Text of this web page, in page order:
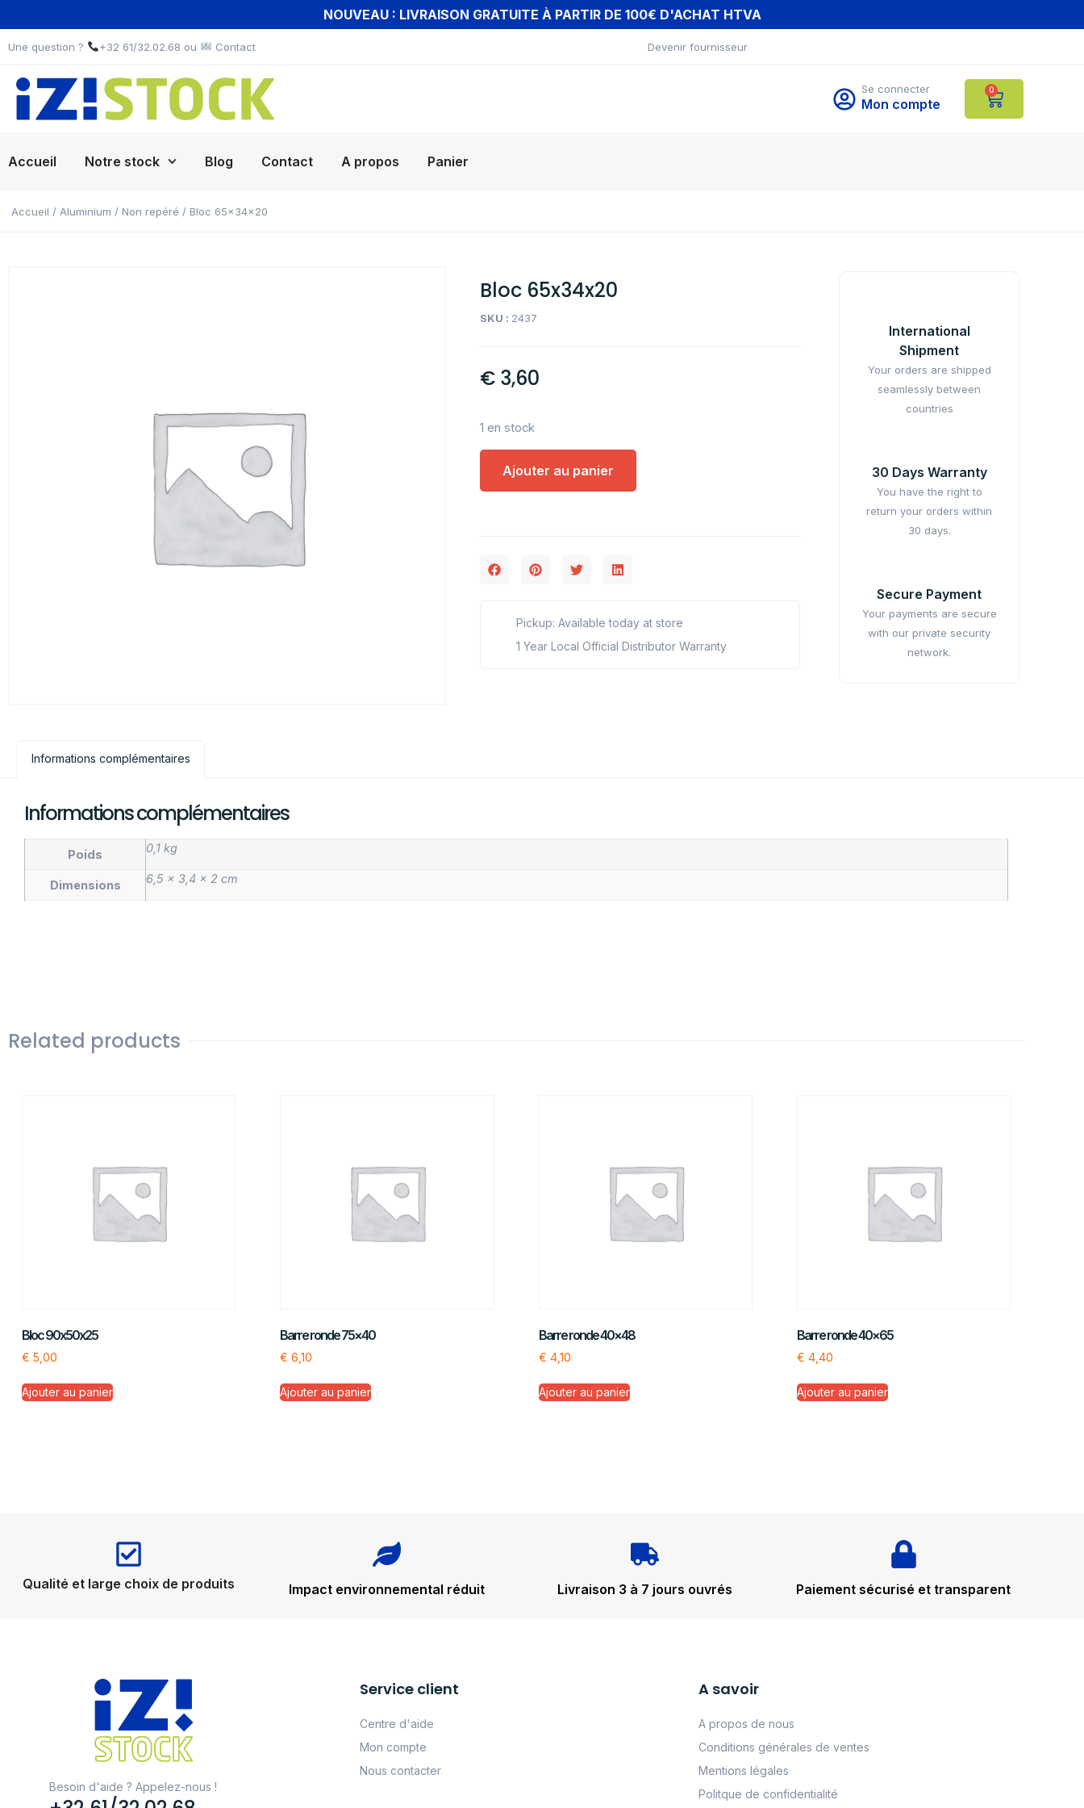
NOUVEAU : LIVRAISON GRATUITE À PARTIR DE 100€ D'ACHAT HTVA
Une question ? +32 61/32.02.68 ou Contact Devenir fournisseur
Se connecter
Mon compte
0
Accueil Notre stock Blog Contact A propos Panier
Accueil / Aluminium / Non repéré / Bloc 65x34x20
Bloc 65x34x20
SKU : 2437
€ 3,60
1 en stock
Ajouter au panier
Pickup: Available today at store
1 Year Local Official Distributor Warranty
International
Shipment
Your orders are shipped
seamlessly between
countries
30 Days Warranty
You have the right to
return your orders within
30 days.
Secure Payment
Your payments are secure
with our private security
network.
Informations complémentaires
Informations complémentaires
Poids 0,1 kg
Dimensions 6,5 × 3,4 × 2 cm
Related products
Bloc 90x50x25
€ 5,00
Ajouter au panier
Barre ronde 75×40
€ 6,10
Ajouter au panier
Barre ronde 40×48
€ 4,10
Ajouter au panier
Barre ronde 40×65
€ 4,40
Ajouter au panier
Qualité et large choix de produits Impact environnemental réduit Livraison 3 à 7 jours ouvrés Paiement sécurisé et transparent
Besoin d'aide ? Appelez-nous !
Service client
Centre d'aide
Mon compte
Nous contacter
A savoir
A propos de nous
Conditions générales de ventes
Mentions légales
Politque de confidentialité